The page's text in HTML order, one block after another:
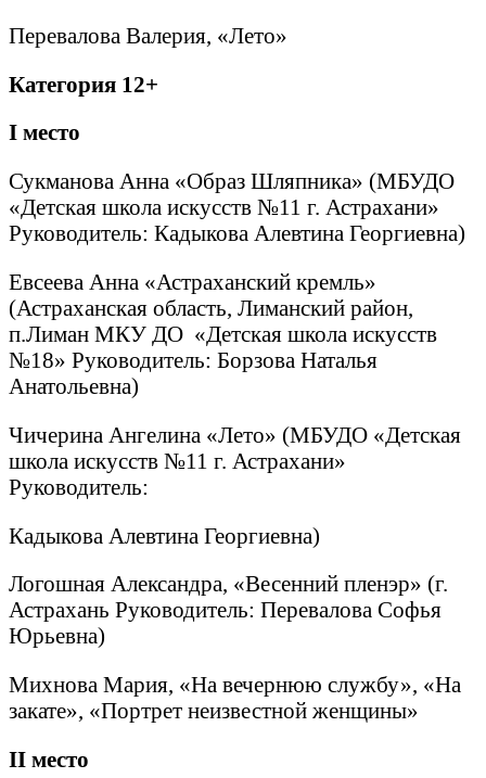
Перевалова Валерия, «Лето»
Категория 12+
I место
Сукманова Анна «Образ Шляпника» (МБУДО
«Детская школа искусств №11 г. Астрахани»
Руководитель: Кадыкова Алевтина Георгиевна)
Евсеева Анна «Астраханский кремль»
(Астраханская область, Лиманский район,
п.Лиман МКУ ДО «Детская школа искусств
№18» Руководитель: Борзова Наталья
Анатольевна)
Чичерина Ангелина «Лето» (МБУДО «Детская
школа искусств №11 г. Астрахани»
Руководитель:
Кадыкова Алевтина Георгиевна)
Логошная Александра, «Весенний пленэр» (г.
Астрахань Руководитель: Перевалова Софья
Юрьевна)
Михнова Мария, «На вечернюю службу», «На
закате», «Портрет неизвестной женщины»
II место